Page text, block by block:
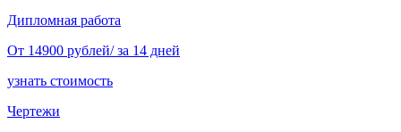
Дипломная работа
От 14900 рублей/ за 14 дней
узнать стоимость
Чертежи